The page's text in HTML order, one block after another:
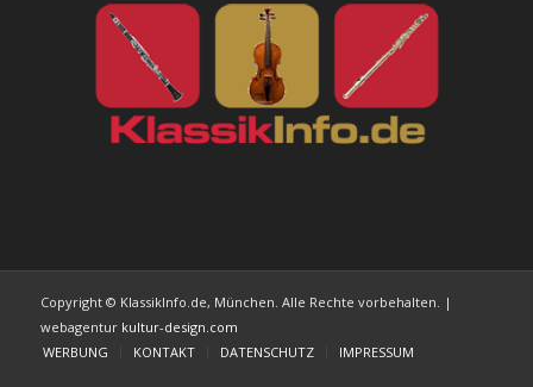
Copyright © KlassikInfo.de, München. Alle Rechte vorbehalten. |
webagentur kultur-design.com
WERBUNG
KONTAKT DATENSCHUTZ IMPRESSUM